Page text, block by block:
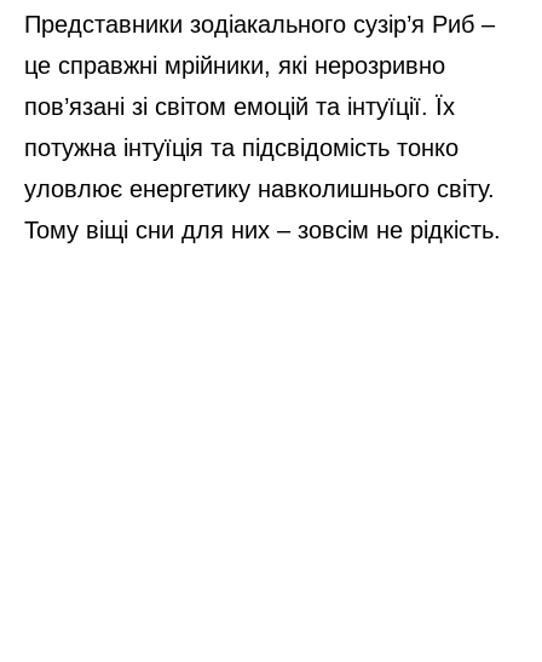
Представники зодіакального сузір’я Риб –
це справжні мрійники, які нерозривно
пов’язані зі світом емоцій та інтуїції. Їх
потужна інтуїція та підсвідомість тонко
уловлює енергетику навколишнього світу.
Тому віщі сни для них – зовсім не рідкість.